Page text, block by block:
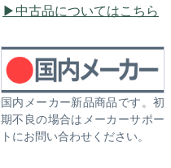
中古品についてはこちら
国内メーカー新品商品です。初
期不良の場合はメーカーサポー
トにお問い合わせください。